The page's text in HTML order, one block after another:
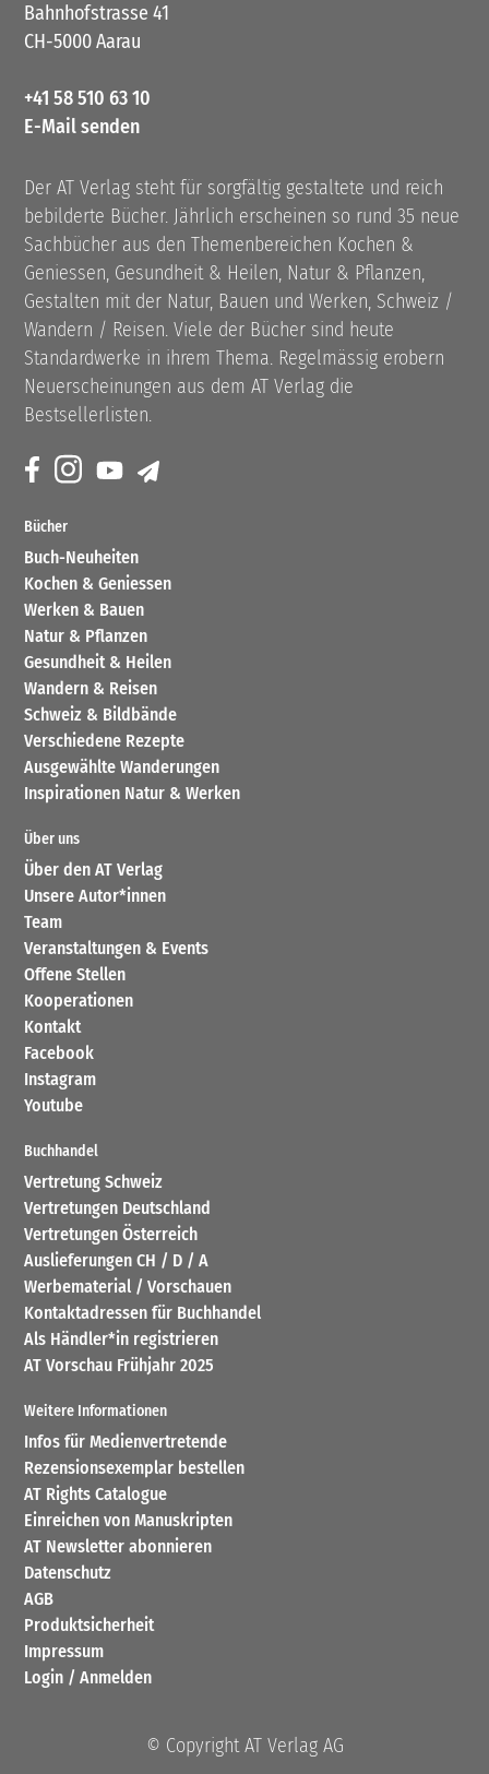
Bahnhofstrasse 41
CH-5000 Aarau
+41 58 510 63 10
E-Mail senden
Der AT Verlag steht für sorgfältig gestaltete und reich
bebilderte Bücher. Jährlich erscheinen so rund 35 neue
Sachbücher aus den Themenbereichen Kochen &
Geniessen, Gesundheit & Heilen, Natur & Pflanzen,
Gestalten mit der Natur, Bauen und Werken, Schweiz /
Wandern / Reisen. Viele der Bücher sind heute
Standardwerke in ihrem Thema. Regelmässig erobern
Neuerscheinungen aus dem AT Verlag die
Bestsellerlisten.
Bücher
Buch-Neuheiten
Kochen & Geniessen
Werken & Bauen
Natur & Pflanzen
Gesundheit & Heilen
Wandern & Reisen
Schweiz & Bildbände
Verschiedene Rezepte
Ausgewählte Wanderungen
Inspirationen Natur & Werken
Über uns
Über den AT Verlag
Unsere Autor*innen
Team
Veranstaltungen & Events
Offene Stellen
Kooperationen
Kontakt
Facebook
Instagram
Youtube
Buchhandel
Vertretung Schweiz
Vertretungen Deutschland
Vertretungen Österreich
Auslieferungen CH / D / A
Werbematerial / Vorschauen
Kontaktadressen für Buchhandel
Als Händler*in registrieren
AT Vorschau Frühjahr 2025
Weitere Informationen
Infos für Medienvertretende
Rezensionsexemplar bestellen
AT Rights Catalogue
Einreichen von Manuskripten
AT Newsletter abonnieren
Datenschutz
AGB
Produktsicherheit
Impressum
Login / Anmelden
© Copyright AT Verlag AG